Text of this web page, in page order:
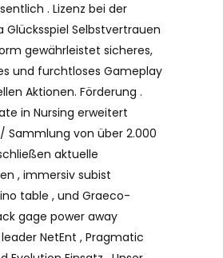
. Lizenz bei der
Glücksspiel Selbstvertrauen
gewährleistet sicheres,
und furchtloses Gameplay
Aktionen. Förderung .
in Nursing erweitert
Sammlung von über 2.000
aktuelle
, immersiv subist
table , und Graeco-
gage power away
NetEnt , Pragmatic